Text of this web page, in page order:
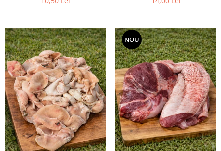
Accesorii Auto & Bicicletă
Botnițe
Identificare
Dresaj & Sport
NOU